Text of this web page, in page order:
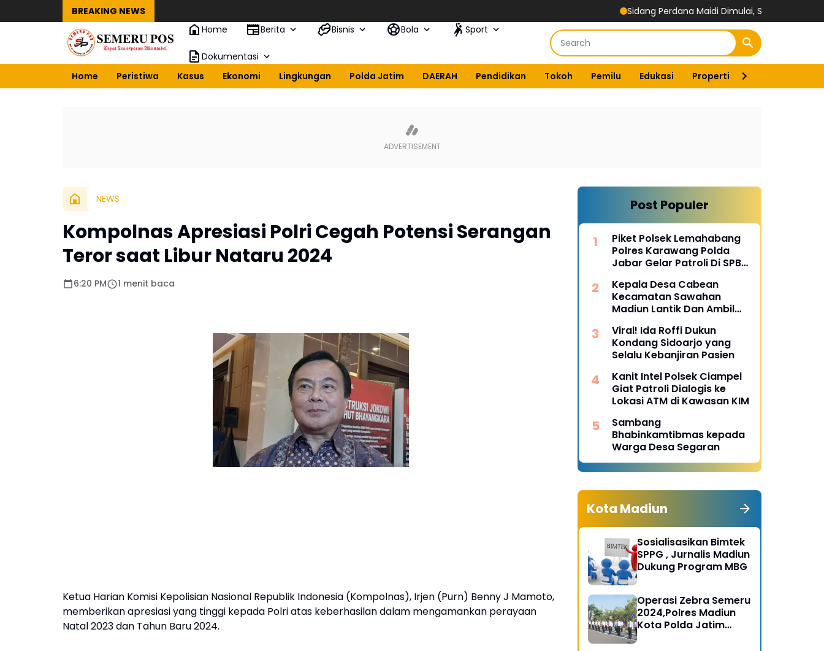
BREAKING NEWS
Sidang Perdana Maidi Dimulai, Suryajiyoso Ingatkan Publik
Home
Berita Bisnis Bola Sport
Dokumentasi
Home
Peristiwa Kasus Ekonomi Lingkungan Polda Jatim DAERAH Pendidikan Tokoh Pemilu Edukasi Properti
NEWS
Kompolnas Apresiasi Polri Cegah Potensi Serangan
Teror saat Libur Nataru 2024
6:20 PM 1 menit baca
Ketua Harian Komisi Kepolisian Nasional Republik Indonesia (Kompolnas), Irjen (Purn) Benny J Mamoto,
memberikan apresiasi yang tinggi kepada Polri atas keberhasilan dalam mengamankan perayaan
Natal 2023 dan Tahun Baru 2024.
Post Populer
Piket Polsek Lemahabang
Polres Karawang Polda
Jabar Gelar Patroli Di SPBU
Kepala Desa Cabean
Kecamatan Sawahan
Madiun Lantik Dan Ambil
Viral! Ida Roffi Dukun
Kondang Sidoarjo yang
Selalu Kebanjiran Pasien
Kanit Intel Polsek Ciampel
Giat Patroli Dialogis ke
Lokasi ATM di Kawasan KIM
Sambang
Bhabinkamtibmas kepada
Warga Desa Segaran
Kota Madiun
Sosialisasikan Bimtek
SPPG , Jurnalis Madiun
Dukung Program MBG
Operasi Zebra Semeru
2024,Polres Madiun
Kota Polda Jatim